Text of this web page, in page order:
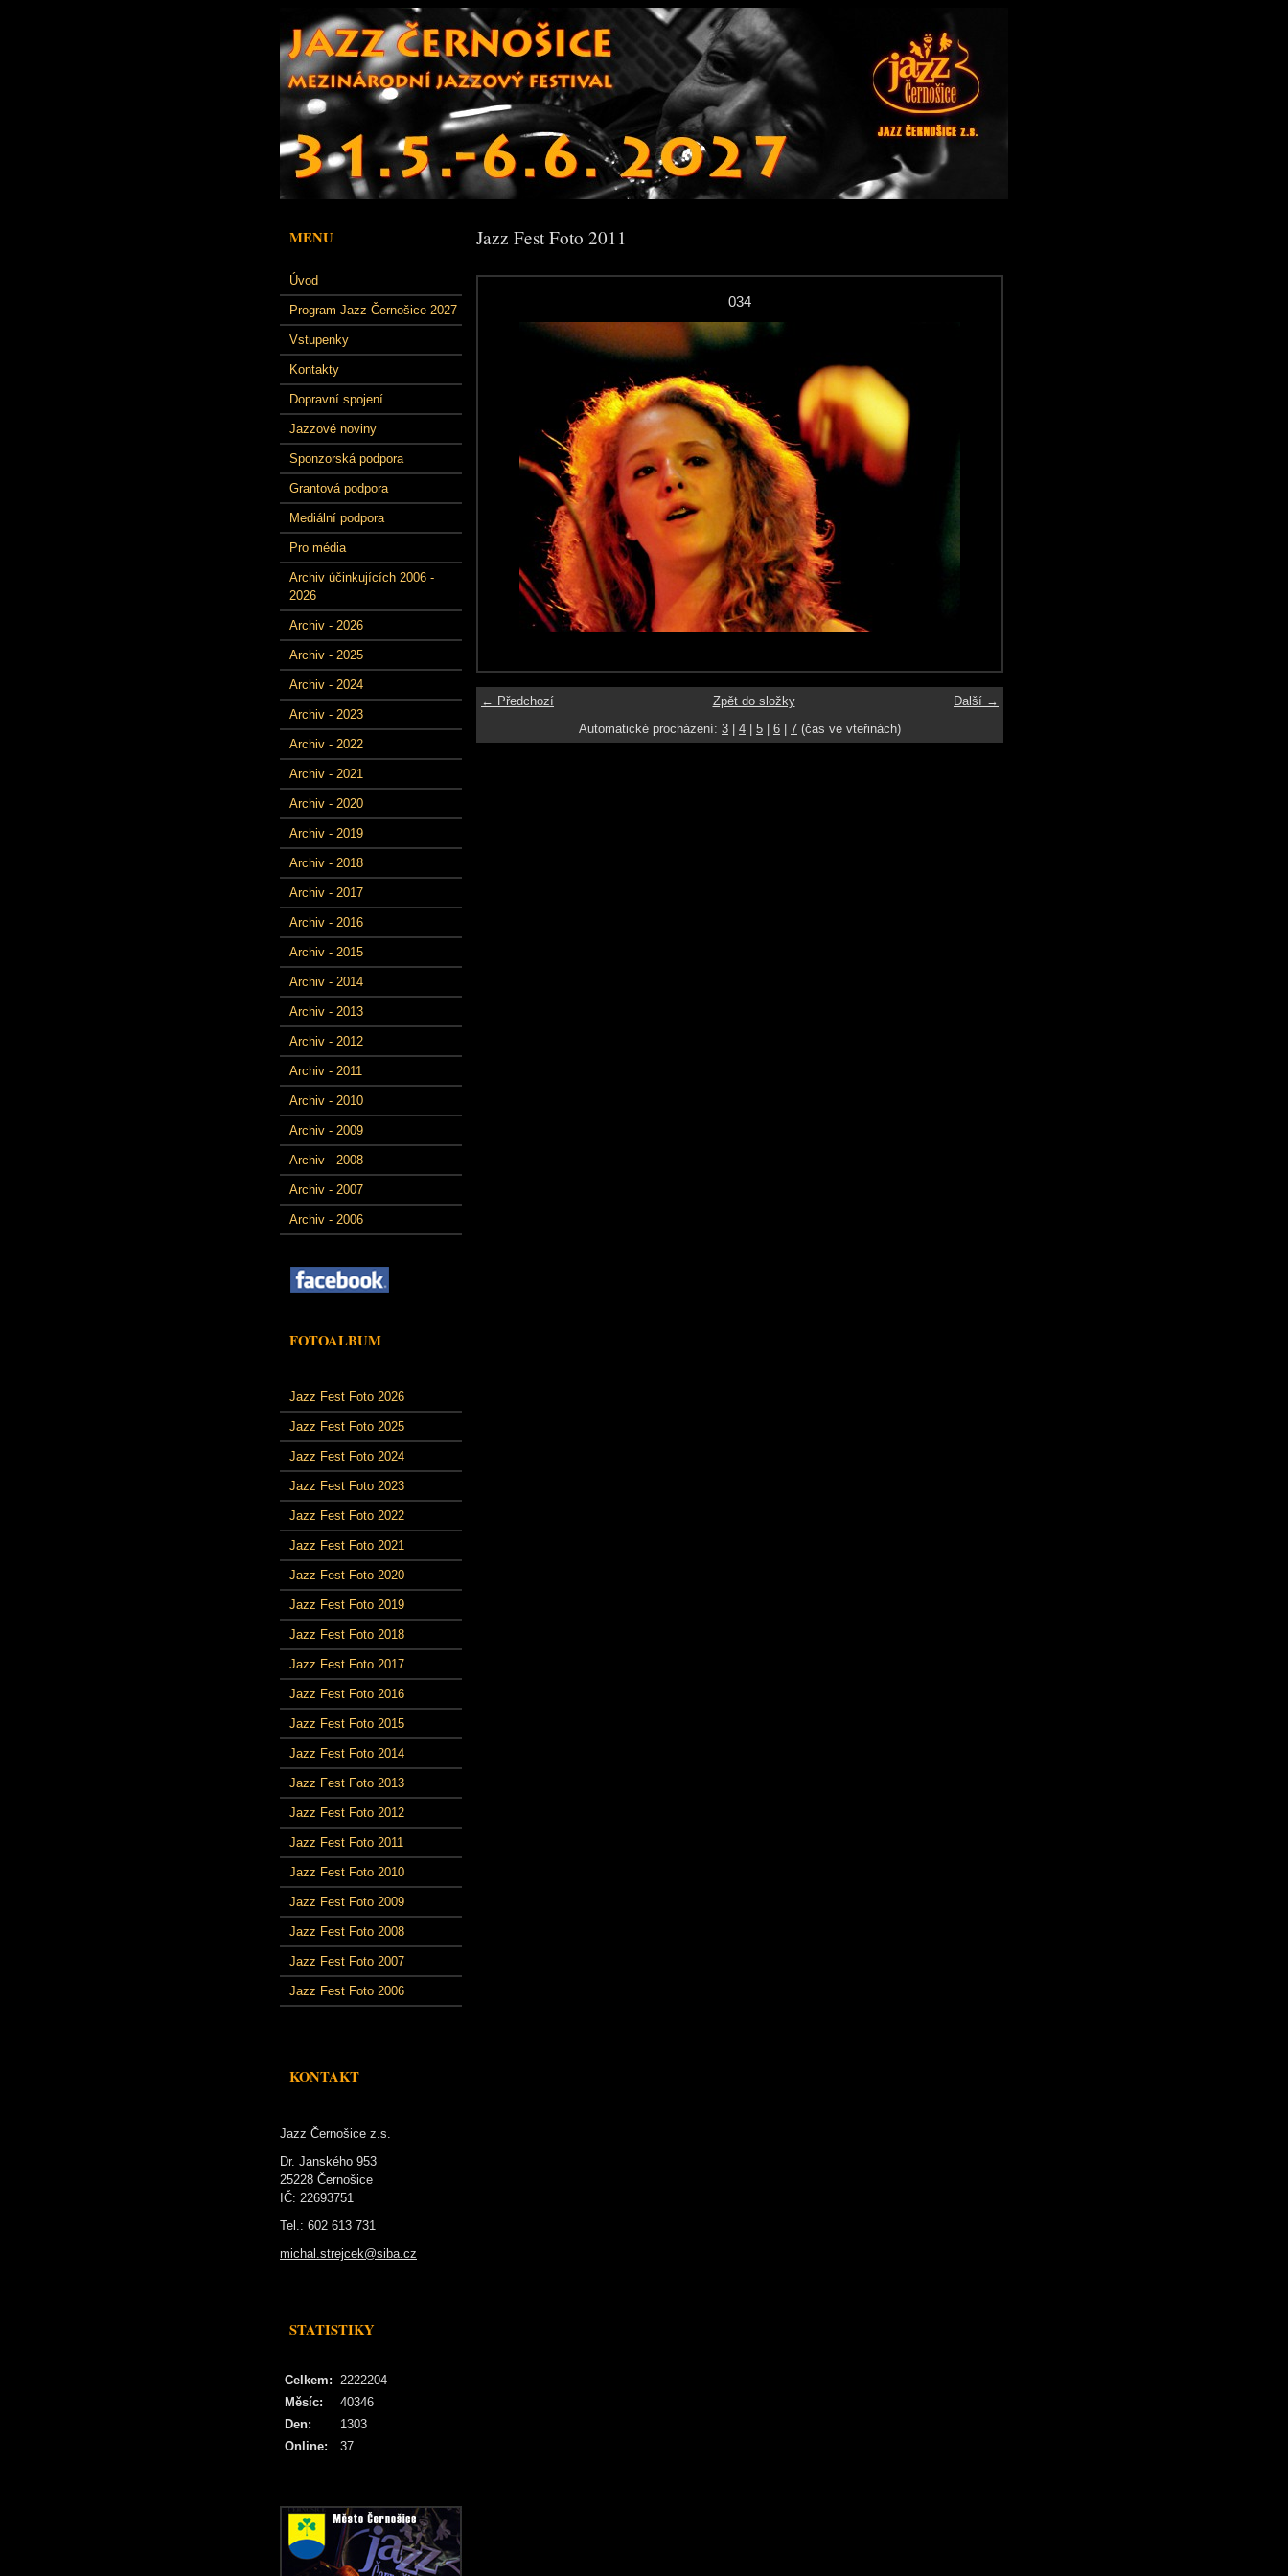
MENU
Úvod
Program Jazz Černošice 2027
Vstupenky
Kontakty
Dopravní spojení
Jazzové noviny
Sponzorská podpora
Grantová podpora
Mediální podpora
Pro média
Archiv účinkujících 2006 -
2026
Archiv - 2026
Archiv - 2025
Archiv - 2024
Archiv - 2023
Archiv - 2022
Archiv - 2021
Archiv - 2020
Archiv - 2019
Archiv - 2018
Archiv - 2017
Archiv - 2016
Archiv - 2015
Archiv - 2014
Archiv - 2013
Archiv - 2012
Archiv - 2011
Archiv - 2010
Archiv - 2009
Archiv - 2008
Archiv - 2007
Archiv - 2006
FOTOALBUM
Jazz Fest Foto 2026
Jazz Fest Foto 2025
Jazz Fest Foto 2024
Jazz Fest Foto 2023
Jazz Fest Foto 2022
Jazz Fest Foto 2021
Jazz Fest Foto 2020
Jazz Fest Foto 2019
Jazz Fest Foto 2018
Jazz Fest Foto 2017
Jazz Fest Foto 2016
Jazz Fest Foto 2015
Jazz Fest Foto 2014
Jazz Fest Foto 2013
Jazz Fest Foto 2012
Jazz Fest Foto 2011
Jazz Fest Foto 2010
Jazz Fest Foto 2009
Jazz Fest Foto 2008
Jazz Fest Foto 2007
Jazz Fest Foto 2006
KONTAKT
Jazz Černošice z.s.
Dr. Janského 953
25228 Černošice
IČ: 22693751
Tel.: 602 613 731
michal.strejcek@siba.cz
STATISTIKY
Online: 37
Celkem: 2222204
Měsíc:
40346
Den:
1303
Jazz Fest Foto 2011
034
← Předchozí Další →
Zpět do složky
Automatické procházení: 3 4 5 6 7 (čas ve vteřinách)